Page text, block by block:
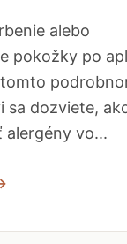
alebo
pokožky po
sa dozviete,
vo...